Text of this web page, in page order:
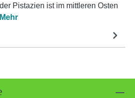
Pistazien ist im mittleren Osten
Mehr